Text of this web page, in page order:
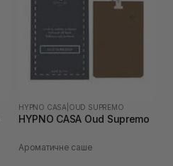
HYPNO CASA OUD SUPREMO
HYPNO CASA Oud Supremo
Ароматичне саше